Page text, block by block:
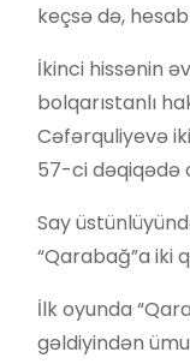
keçsə də, hesab
İkinci hissənin
bolqarıstanlı
Cəfərquliyevə
57-ci dəqiqədə
Say
“Qarabağ”a iki
İlk oyunda
gəldiyindən